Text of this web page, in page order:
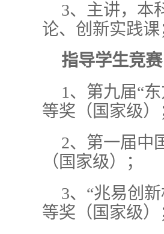
3、主讲，本
论、创新实践课
指导学生竞赛
1、第九届“
等奖（国家级）
2、第一届中
（国家级）；
3、“兆易创
等奖（国家级）